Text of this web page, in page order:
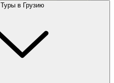
Туры в Грузию